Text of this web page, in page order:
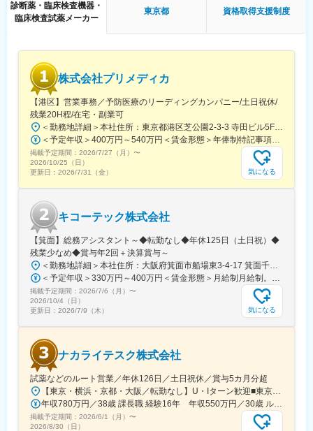
診断薬・臨床検査機器・
臨床検査試薬メーカー
東京都 資格取得支援制度
株式会社プリメディカ
【港区】営業事務／予防医療のリーディングカンパニー/土日祝休/
残業20H程/在宅・副業可
掲載予定期間： 2026/7/27（月） 〜
2026/10/25（日）
更新日： 2026/7/31（金） 気になる
キコーテック株式会社
【箕面】総務アシスタント～◆転勤なし◆年休125日（土日祝）◆
残業少なめ◆賞与年2回＋決算賞与～
掲載予定期間： 2026/7/6（月） 〜
2026/10/4（日）
更新日： 2026/7/9（木） 気になる
ナカライテスク株式会社
試薬などのルート営業／年休126日／土日祝休／賞与5カ月分超
掲載予定期間： 2026/6/1（月） 〜
2026/8/30（日）